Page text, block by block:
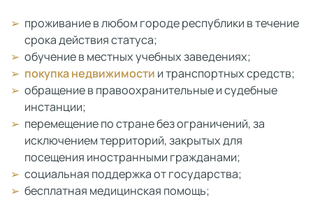
проживание в любом городе республики в течение
срока действия статуса;
обучение в местных учебных заведениях;
покупка недвижимости и транспортных средств;
обращение в правоохранительные и судебные
инстанции;
перемещение по стране без ограничений, за
исключением территорий, закрытых для
посещения иностранными гражданами;
социальная поддержка от государства;
бесплатная медицинская помощь;